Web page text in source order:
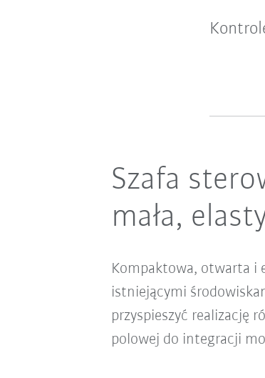
Szafa
mała,
Kompaktowa, otwarta i
istniejącymi
przyspieszyć realizację
polowej do integracji